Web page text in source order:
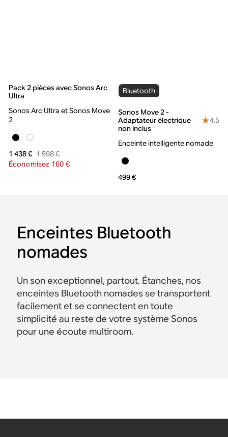
Pack 2 pièces avec Sonos Arc
Ultra
Sonos Arc Ultra et Sonos Move
2
1 438 € 1 598 €
Économisez 160 €
Bluetooth
Sonos Move 2 -
Adaptateur électrique
non inclus
4.5
Enceinte intelligente nomade
499 €
Enceintes Bluetooth
nomades
Un son exceptionnel, partout. Étanches, nos
enceintes Bluetooth nomades se transportent
facilement et se connectent en toute
simplicité au reste de votre système Sonos
pour une écoute multiroom.